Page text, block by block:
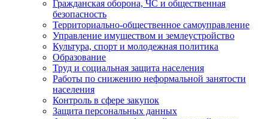
Гражданская оборона, ЧС и общественная
безопасность
Территориально-общественное самоуправление
Управление имуществом и землеустройство
Культура, спорт и молодежная политика
Образование
Труд и социальная защита населения
Работы по снижению неформальной занятости
населения
Контроль в сфере закупок
Защита персональных данных